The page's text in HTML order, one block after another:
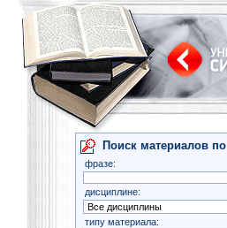
Поиск материалов по
фразе:
дисциплине:
типу материала: